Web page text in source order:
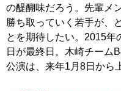
の醍醐味だろう。先輩メ
勝ち取っていく若手が、
とを期待したい。2015年
日が最終日。木崎チーム
公演は、来年1月8日から